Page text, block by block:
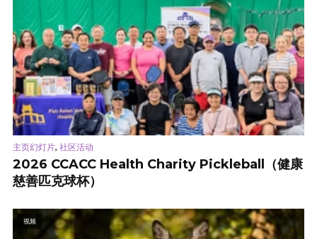
主页幻灯片, 社区活动
2026 CCACC Health Charity Pickleball（健康
慈善匹克球杯）
视频